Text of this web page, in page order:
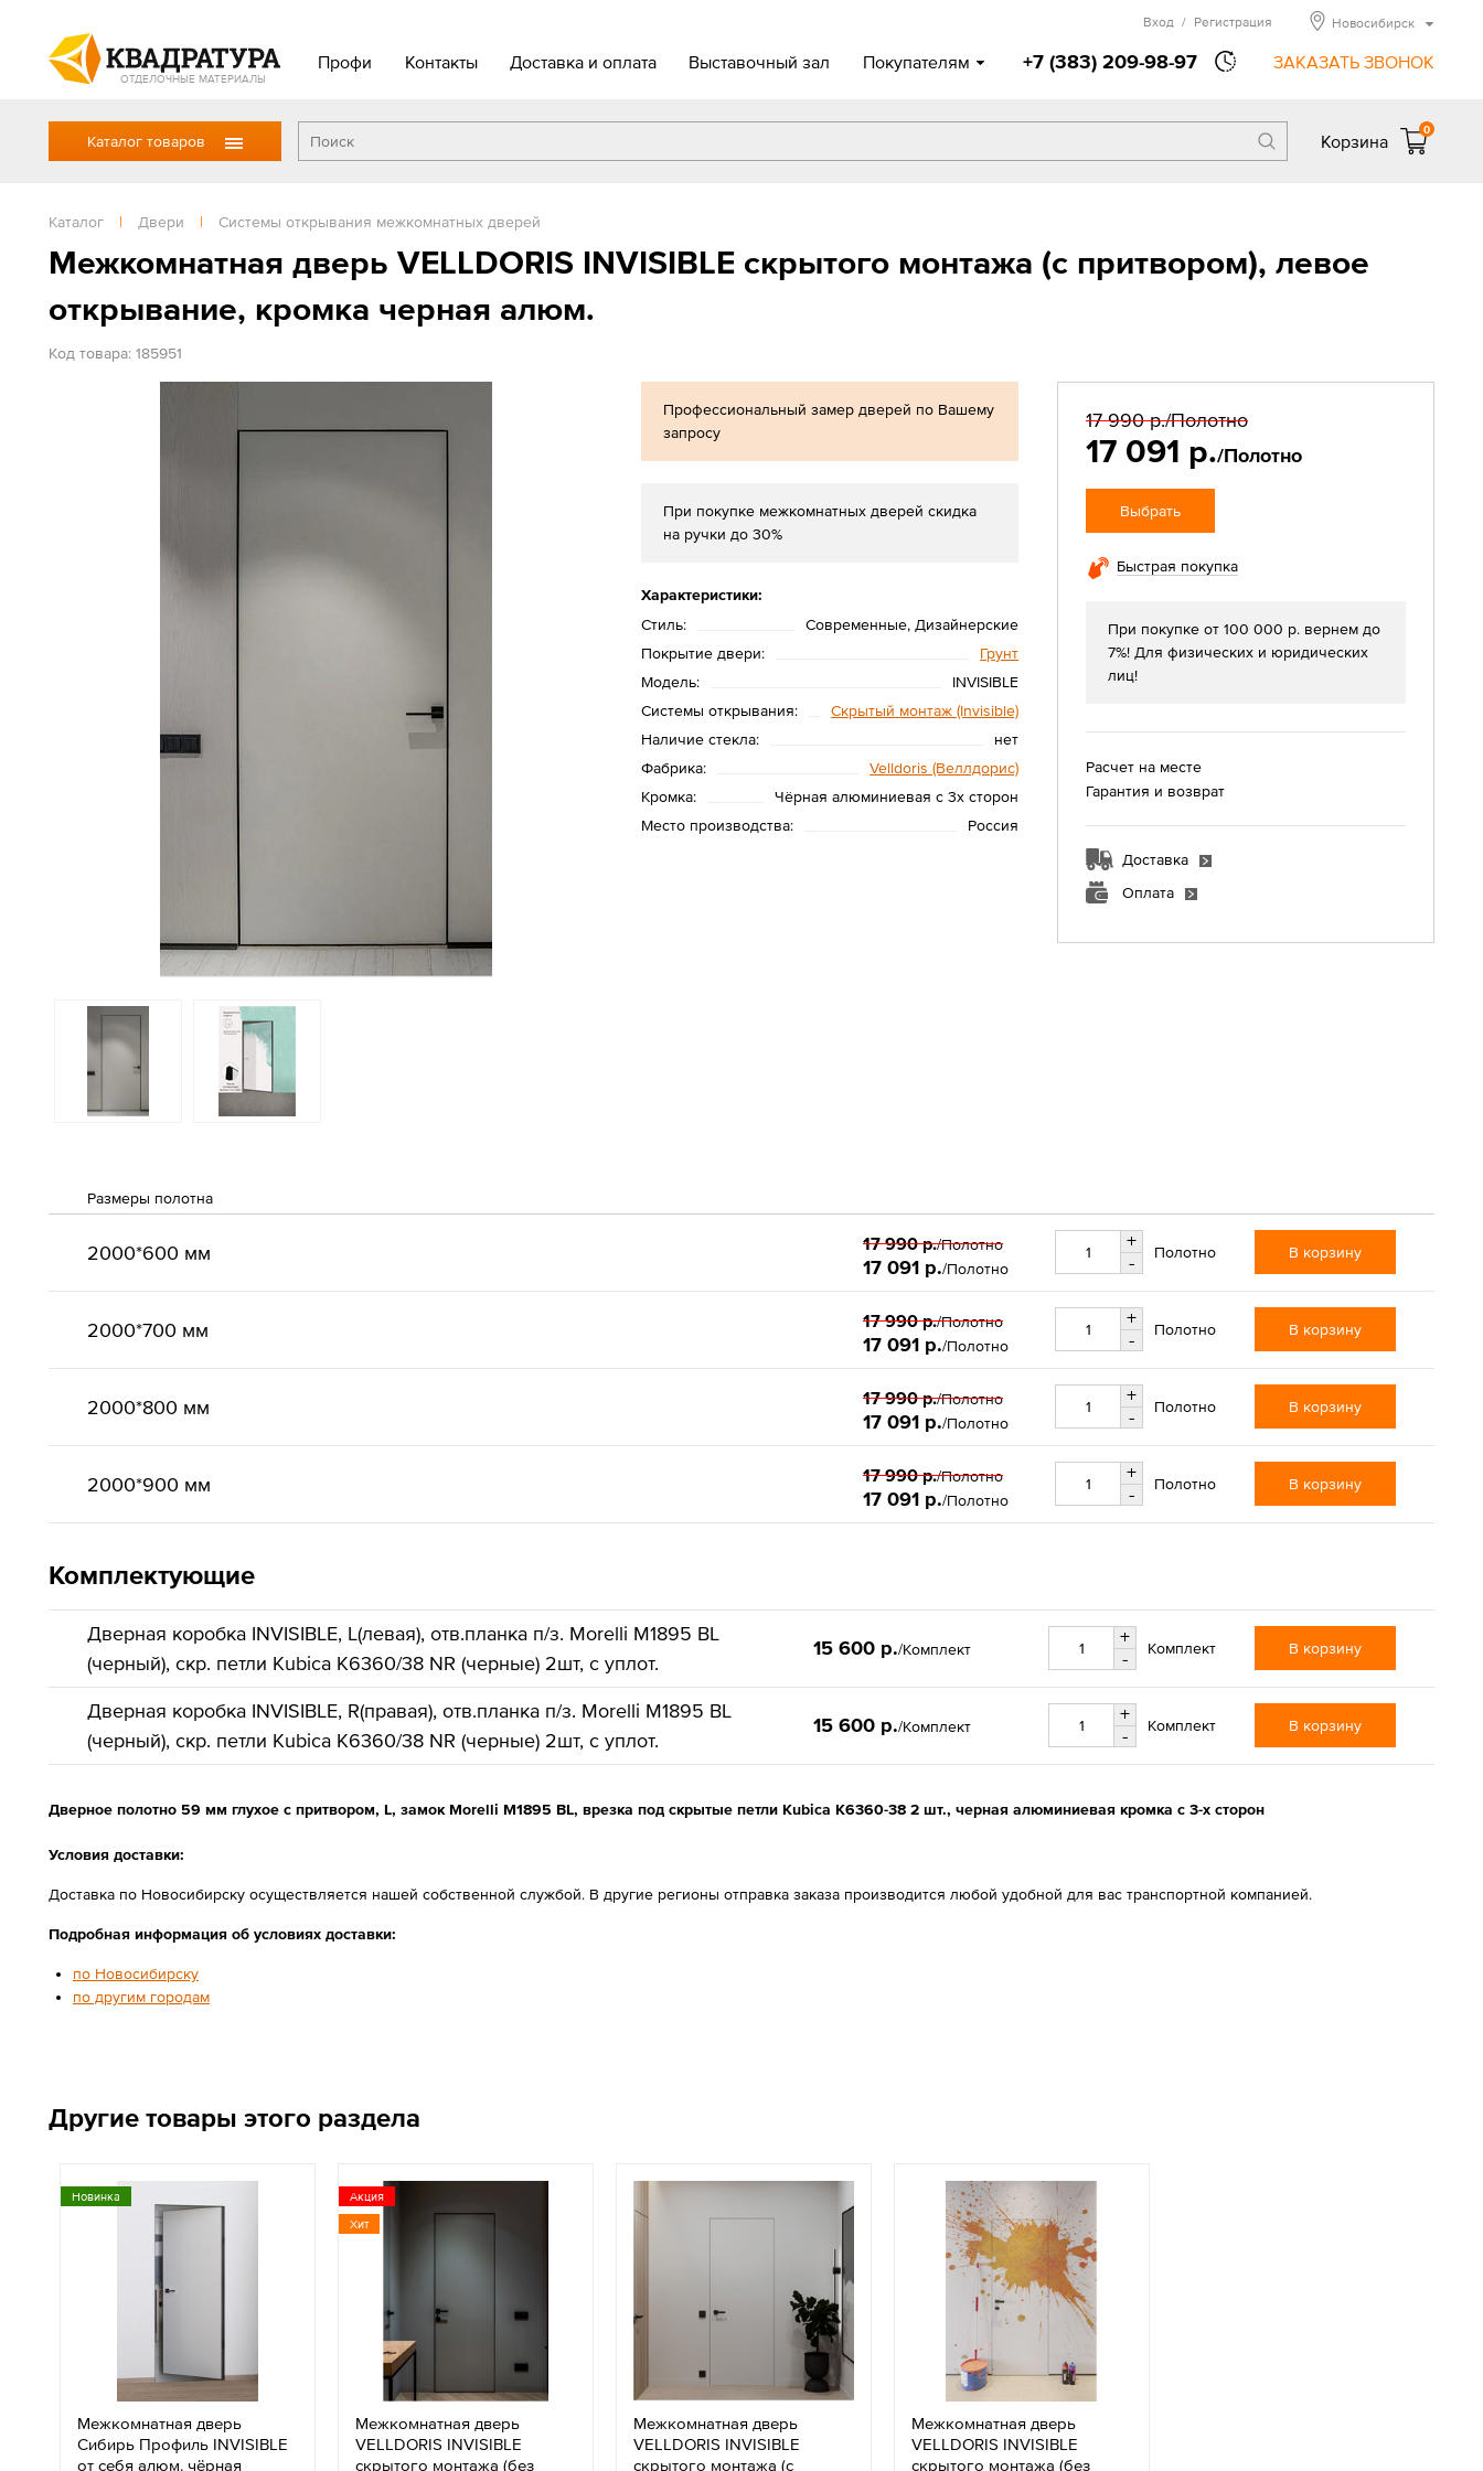
ОТДЕЛОЧНЫЕ МАТЕРИАЛЫ
Профи Контакты Доставка и оплата Выставочный зал Покупателям +7 (383) 209-98-97 ЗАКАЗАТЬ ЗВОНОК
Вход / Регистрация Новосибирск
Каталог товаров Корзина
0
Каталог | Двери | Системы открывания межкомнатных дверей
Межкомнатная дверь VELLDORIS INVISIBLE скрытого монтажа (с притвором), левое
открывание, кромка черная алюм.
Код товара: 185951
Профессиональный замер дверей по Вашему
запросу
При покупке межкомнатных дверей скидка
на ручки до 30%
Характеристики:
Стиль:
Современные, Дизайнерские
Покрытие двери:
Грунт
Модель:
INVISIBLE
Системы открывания:
Скрытый монтаж (Invisible)
Наличие стекла:
нет
Фабрика:
Velldoris (Веллдорис)
Кромка:
Чёрная алюминиевая с 3х сторон
Место производства:
Россия
17 990 р./Полотно
17 091 р./Полотно
Выбрать
Быстрая покупка
При покупке от 100 000 р. вернем до
7%! Для физических и юридических
лиц!
Расчет на месте
Гарантия и возврат
Доставка
Оплата
Размеры полотна
2000*600 мм 17 990 р./Полотно
17 091 р./Полотно
+
-
Полотно В корзину
2000*700 мм 17 990 р./Полотно
17 091 р./Полотно
+
-
Полотно В корзину
2000*800 мм 17 990 р./Полотно
17 091 р./Полотно
+
-
Полотно В корзину
2000*900 мм 17 990 р./Полотно
17 091 р./Полотно
+
-
Полотно В корзину
Комплектующие
Дверная коробка INVISIBLE, L(левая), отв.планка п/з. Morelli M1895 BL
(черный), скр. петли Kubica K6360/38 NR (черные) 2шт, с уплот.
15 600 р./Комплект
+
-
Комплект В корзину
Дверная коробка INVISIBLE, R(правая), отв.планка п/з. Morelli M1895 BL
(черный), скр. петли Kubica K6360/38 NR (черные) 2шт, с уплот.
15 600 р./Комплект
+
-
Комплект В корзину
Дверное полотно 59 мм глухое с притвором, L, замок Morelli М1895 BL, врезка под скрытые петли Kubica K6360-38 2 шт., черная алюминиевая кромка с 3-х сторон
Условия доставки:
Доставка по Новосибирску осуществляется нашей собственной службой. В другие регионы отправка заказа производится любой удобной для вас транспортной компанией.
Подробная информация об условиях доставки:
по Новосибирску
по другим городам
Другие товары этого раздела
Новинка
Межкомнатная дверь
Сибирь Профиль INVISIBLE
от себя алюм. чёрная
Акция
Хит
Межкомнатная дверь
VELLDORIS INVISIBLE
скрытого монтажа (без
Межкомнатная дверь
VELLDORIS INVISIBLE
скрытого монтажа (с
Межкомнатная дверь
VELLDORIS INVISIBLE
скрытого монтажа (без